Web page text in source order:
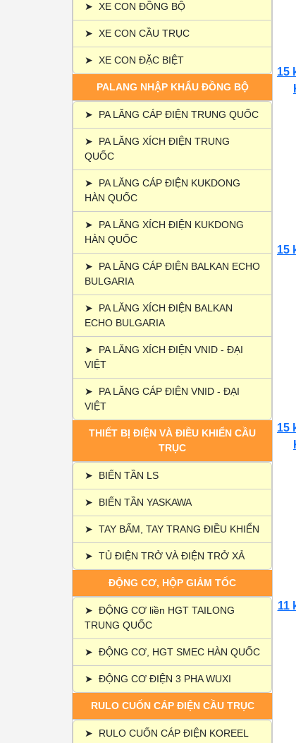
➤ XE CON ĐỒNG BỘ
➤ XE CON CẦU TRỤC
➤ XE CON ĐẶC BIỆT
PALANG NHẬP KHẨU ĐỒNG BỘ
➤ PA LĂNG CÁP ĐIỆN TRUNG QUỐC
➤
PA LĂNG XÍCH ĐIỆN TRUNG
QUỐC
➤
PA LĂNG CÁP ĐIỆN KUKDONG
HÀN QUỐC
➤
PA LĂNG XÍCH ĐIỆN KUKDONG
HÀN QUỐC
➤
PA LĂNG CÁP ĐIỆN BALKAN ECHO
BULGARIA
➤
PA LĂNG XÍCH ĐIỆN BALKAN
ECHO BULGARIA
➤
PA LĂNG XÍCH ĐIỆN VNID - ĐẠI
VIỆT
➤
PA LĂNG CÁP ĐIỆN VNID - ĐẠI
VIỆT
THIẾT BỊ ĐIỆN VÀ ĐIỀU KHIỂN CẦU
TRỤC
➤ BIẾN TẦN LS
➤ BIẾN TẦN YASKAWA
➤ TAY BẤM, TAY TRANG ĐIỀU KHIỂN
➤ TỦ ĐIỆN TRỞ VÀ ĐIỆN TRỞ XẢ
ĐỘNG CƠ, HỘP GIẢM TỐC
➤ ĐỘNG CƠ liền HGT TAILONG
TRUNG QUỐC
➤ ĐỘNG CƠ, HGT SMEC HÀN QUỐC
➤ ĐỘNG CƠ ĐIỆN 3 PHA WUXI
RULO CUỐN CÁP ĐIỆN CẦU TRỤC
➤ RULO CUỐN CÁP ĐIỆN KOREEL
15
15
15
11